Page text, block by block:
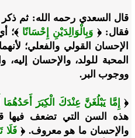
قال السعدي رحمه الله: ثم ذكر
فقال: ﴿ وَبِالْوَالِدَيْنِ إِحْسَانًا ﴾؛
الإحسان القولي والفعلي؛
المحبة للولد، والإحسان
ووجوب البر.
﴿ إِمَّا يَبْلُغَنَّ عِنْدَكَ الْكِبَرَ أَحَدُهُمَا
هذه السن التي تضعف فيها
والإحسان ما هو معروف. ﴿ فَلَا